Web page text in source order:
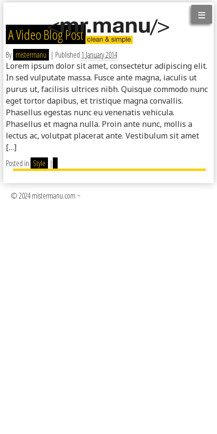
≡
A Video Blog Post
By mistermanu | Published 1 January 2014
Lorem ipsum dolor sit amet, consectetur adipiscing elit.
In sed vulputate massa. Fusce ante magna, iaculis ut
purus ut, facilisis ultrices nibh. Quisque commodo nunc
eget tortor dapibus, et tristique magna convallis.
Phasellus egestas nunc eu venenatis vehicula.
Phasellus et magna nulla. Proin ante nunc, mollis a
lectus ac, volutpat placerat ante. Vestibulum sit amet
[…]
Posted in Style |
© 2024 mistermanu.com ~